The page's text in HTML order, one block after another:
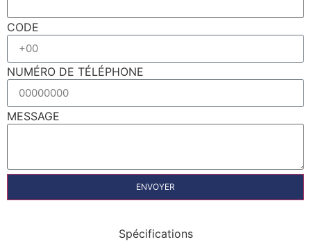
CODE
NUMÉRO DE TÉLÉPHONE
MESSAGE
Spécifications